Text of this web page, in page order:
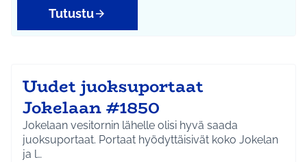
Tutustu
Uudet juoksuportaat
Jokelaan #1850
Jokelaan vesitornin lähelle olisi hyvä saada
juoksuportaat. Portaat hyödyttäisivät koko Jokelan
ja l…